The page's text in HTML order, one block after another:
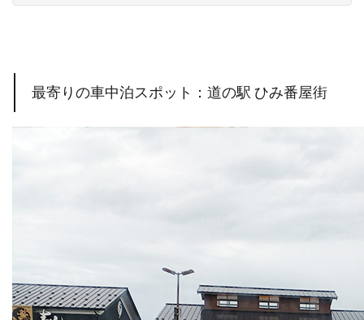
最寄りの車中泊スポット：道の駅 ひみ番屋街